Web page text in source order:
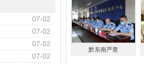
黔东南严查
07-02
07-02
07-02
07-02